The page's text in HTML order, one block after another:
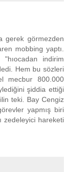
gerek görmezden
mobbing yaptı.
"hıocadan indirim
Hem bu sözleri
mecbur 800.000
şiddia ettiği
teki. Bay Cengiz
yapmış biri
zedeleyici hareketi